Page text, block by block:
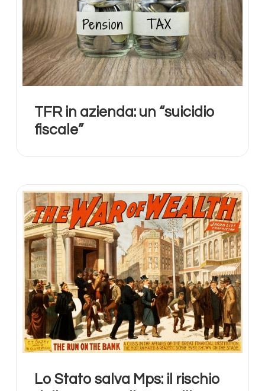
TFR in azienda: un “suicidio
fiscale”
Lo Stato salva Mps: il rischio